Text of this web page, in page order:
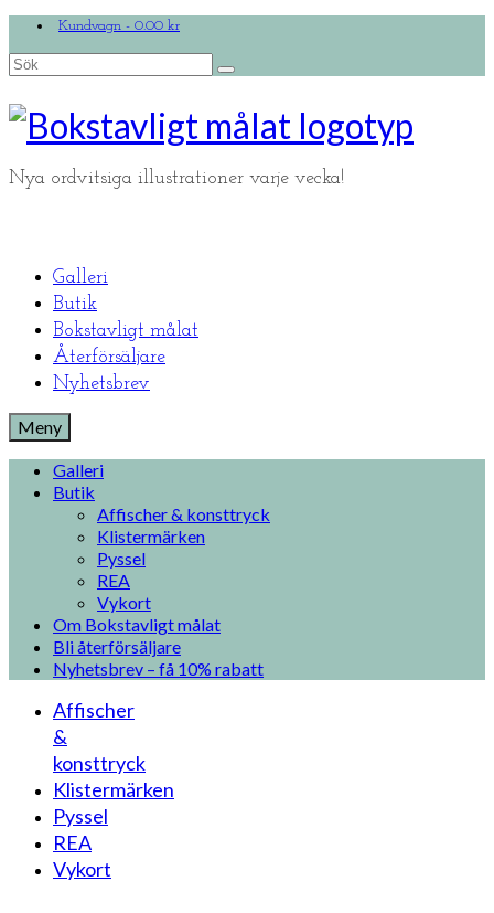
Kundvagn - 0.00 kr
Search
Nya ordvitsiga illustrationer varje vecka!
Galleri
Butik
Bokstavligt målat
Återförsäljare
Nyhetsbrev
Meny
Galleri
Butik
Affischer & konsttryck
Klistermärken
Pyssel
REA
Vykort
Om Bokstavligt målat
Bli återförsäljare
Nyhetsbrev – få 10% rabatt
Affischer
&
konsttryck
Klistermärken
Pyssel
REA
Vykort